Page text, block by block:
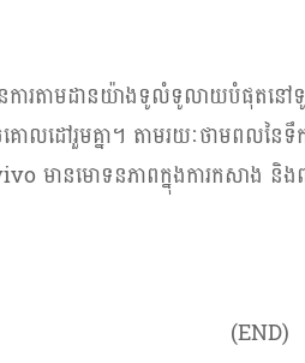
រតាមដានយ៉ាងទូលំទូលាយបំផុតនៅ
ចគោលដៅរួមគ្នា។ តាមរយៈថាមពល
មានមោទនភាពក្នុងការកសាង
(END)